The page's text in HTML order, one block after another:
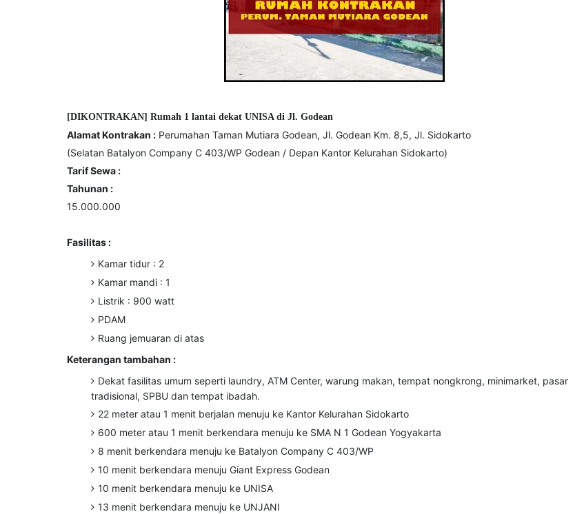
[DIKONTRAKAN] Rumah 1 lantai dekat UNISA di Jl. Godean
Alamat Kontrakan : Perumahan Taman Mutiara Godean, Jl. Godean Km. 8,5, Jl. Sidokarto
(Selatan Batalyon Company C 403/WP Godean / Depan Kantor Kelurahan Sidokarto)
Tarif Sewa :
Tahunan :
15.000.000
Fasilitas :
Kamar tidur : 2
Kamar mandi : 1
Listrik : 900 watt
PDAM
Ruang jemuaran di atas
Keterangan tambahan :
Dekat fasilitas umum seperti laundry, ATM Center, warung makan, tempat nongkrong, minimarket, pasar
tradisional, SPBU dan tempat ibadah.⁣
22 meter atau 1 menit berjalan menuju ke Kantor Kelurahan Sidokarto
600 meter atau 1 menit berkendara menuju ke SMA N 1 Godean Yogyakarta
8 menit berkendara menuju ke Batalyon Company C 403/WP
10 menit berkendara menuju Giant Express Godean
10 menit berkendara menuju ke UNISA
13 menit berkendara menuju ke UNJANI